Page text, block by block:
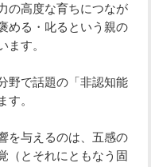
の高度な育ちにつなが
める・叱るという親の
ます。
野で話題の「非認知能
す。
を与えるのは、五感の
（とそれにともなう固